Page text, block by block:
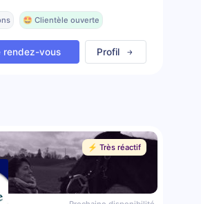
🤩 Clientèle ouverte
rendez-vous Profil
⚡️ Très réactif